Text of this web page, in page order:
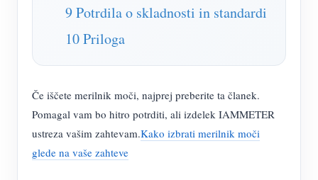
Tovarniški energetski nadzor
Viri
Vadnica Video
pogosta vprašanja
Skupnost
Razvijalec
Raziščite
Program nagrajevanja
Kontakt
O nas
9 Potrdila o skladnosti in standardi
10 Priloga
Če iščete merilnik moči, najprej preberite ta članek.
Pomagal vam bo hitro potrditi, ali izdelek IAMMETER
ustreza vašim zahtevam.Kako izbrati merilnik moči
glede na vaše zahteve